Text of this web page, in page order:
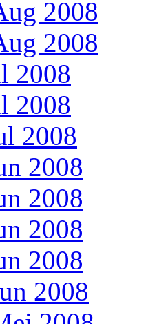
2008
2008
2008
2008
2008
2008
2008
2008
2008
2008